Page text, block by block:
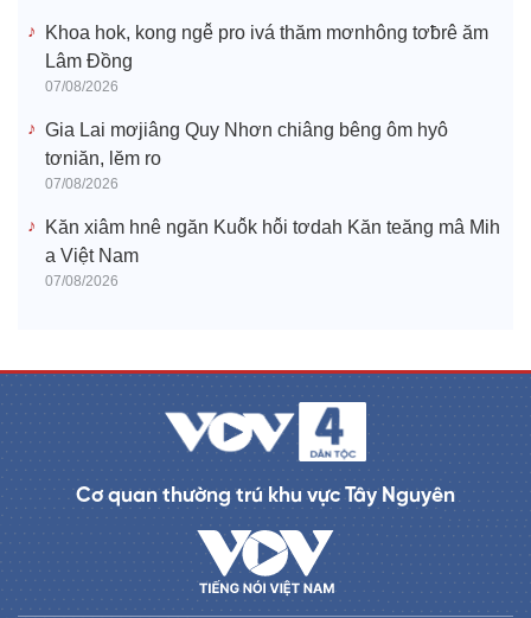
Khoa hok, kong ngê̆ pro ivá thăm mơnhông tơƀrê ăm
Lâm Đồng
07/08/2026
Gia Lai mơjiâng Quy Nhơn chiâng bêng ôm hyô
tơniăn, lĕm ro
07/08/2026
Kăn xiâm hnê ngăn Kuô̆k hô̆i tơdah Kăn teăng mâ Mih
a Việt Nam
07/08/2026
Cơ quan thường trú khu vực Tây Nguyên